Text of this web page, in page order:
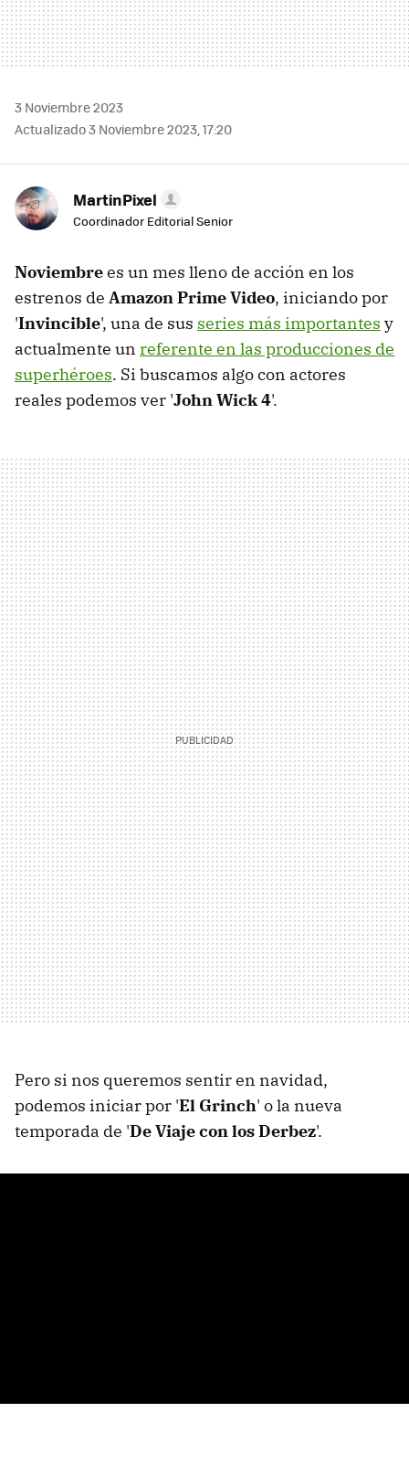
3 Noviembre 2023
Actualizado 3 Noviembre 2023, 17:20
MartinPixel
Coordinador Editorial Senior
Noviembrees un mes lleno de acción en los
estrenos de Amazon Prime Video, iniciando por
'Invincible', una de sus series más importantes y
actualmente un referente en las producciones de
superhéroes. Si buscamos algo con actores
reales podemos ver 'John Wick 4'.
Pero si nos queremos sentir en navidad,
podemos iniciar por 'El Grinch' o la nueva
temporada de 'De Viaje con los Derbez'.